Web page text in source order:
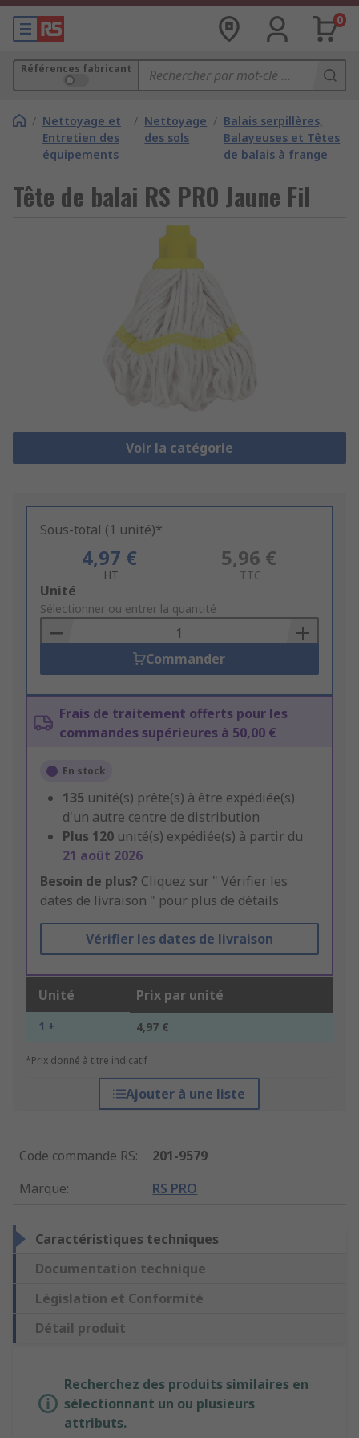
0
Références fabricant
/ Nettoyage et
Entretien des
équipements
/ Nettoyage
des sols
/ Balais serpillères,
Balayeuses et Têtes
de balais à frange
Tête de balai RS PRO Jaune Fil
Voir la catégorie
Sous-total (1 unité)*
4,97 €
HT
5,96 €
TTC
Add
to
Basket
Unité
Sélectionner ou entrer la quantité
Commander
Frais de traitement offerts pour les
commandes supérieures à 50,00 €
En stock
135 unité(s) prête(s) à être expédiée(s)
d'un autre centre de distribution
Plus 120 unité(s) expédiée(s) à partir du
21 août 2026
Besoin de plus? Cliquez sur " Vérifier les
dates de livraison " pour plus de détails
Vérifier les dates de livraison
Unité Prix par unité
1 + 4,97 €
*Prix donné à titre indicatif
Ajouter à une liste
Code commande RS:
201-9579
Marque: RS PRO
Caractéristiques techniques
Documentation technique
Législation et Conformité
Détail produit
Recherchez des produits similaires en
sélectionnant un ou plusieurs
attributs.